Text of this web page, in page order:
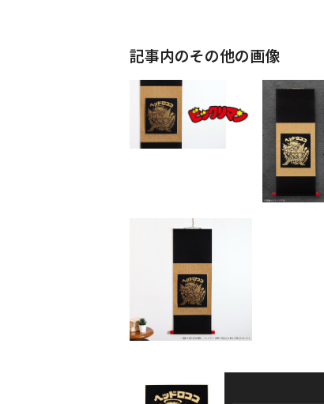
記事内のその他の画像